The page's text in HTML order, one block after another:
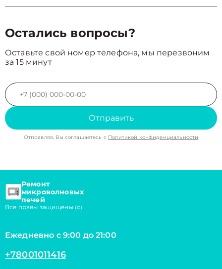
Остались вопросы?
Оставьте свой номер телефона, мы перезвоним
за 15 минут
Отправить
Отправляя, Вы соглашаетесь с Политикой конфиденциальности
Ремонт
микроволновых
печей
Все правы защищены (с)
Ежедневно с 9:00 до 21:00
+78001011416